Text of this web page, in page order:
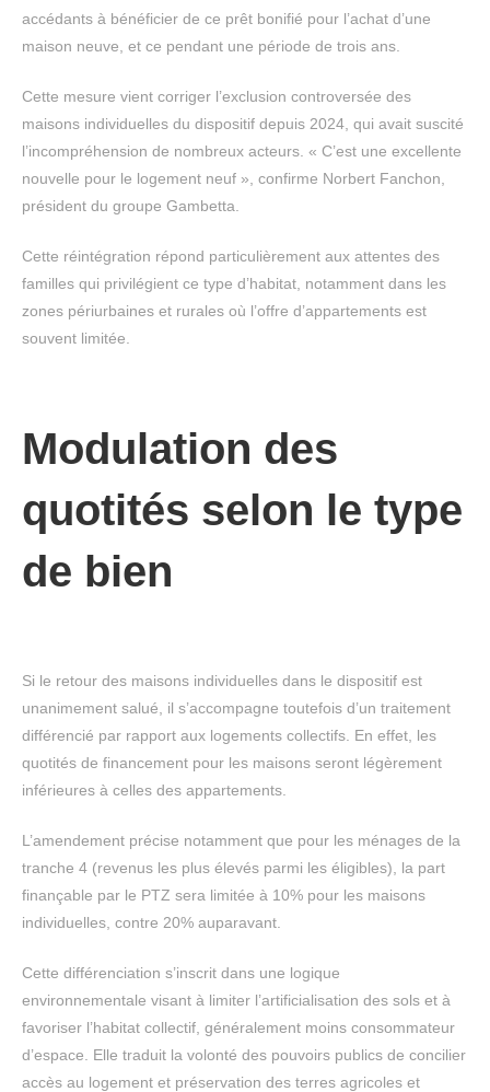
accédants à bénéficier de ce prêt bonifié pour l’achat d’une
maison neuve, et ce pendant une période de trois ans.
Cette mesure vient corriger l’exclusion controversée des
maisons individuelles du dispositif depuis 2024, qui avait suscité
l’incompréhension de nombreux acteurs. « C’est une excellente
nouvelle pour le logement neuf », confirme Norbert Fanchon,
président du groupe Gambetta.
Cette réintégration répond particulièrement aux attentes des
familles qui privilégient ce type d’habitat, notamment dans les
zones périurbaines et rurales où l’offre d’appartements est
souvent limitée.
Modulation des
quotités selon le type
de bien
Si le retour des maisons individuelles dans le dispositif est
unanimement salué, il s’accompagne toutefois d’un traitement
différencié par rapport aux logements collectifs. En effet, les
quotités de financement pour les maisons seront légèrement
inférieures à celles des appartements.
L’amendement précise notamment que pour les ménages de la
tranche 4 (revenus les plus élevés parmi les éligibles), la part
finançable par le PTZ sera limitée à 10% pour les maisons
individuelles, contre 20% auparavant.
Cette différenciation s’inscrit dans une logique
environnementale visant à limiter l’artificialisation des sols et à
favoriser l’habitat collectif, généralement moins consommateur
d’espace. Elle traduit la volonté des pouvoirs publics de concilier
accès au logement et préservation des terres agricoles et